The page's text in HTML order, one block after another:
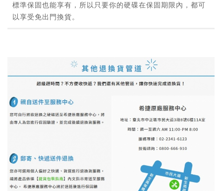
標準保固也能享有，所以只要你的硬碟在保固期限內，都可
以享受免出門換貨。